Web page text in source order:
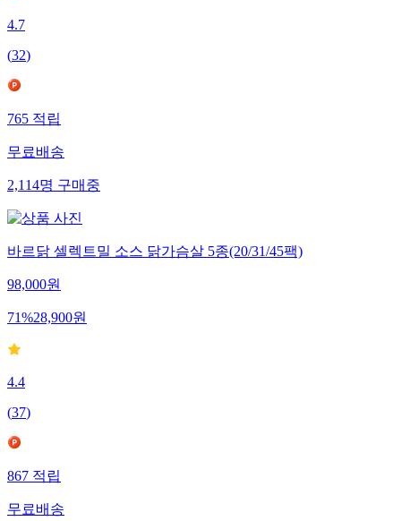
4.7
(32)
765적립
무료배송
2,114명구매중
바르닭 셀렉트밀 소스 닭가슴살 5종(20/31/45팩)
98,000원
71%28,900원
4.4
(37)
867적립
무료배송